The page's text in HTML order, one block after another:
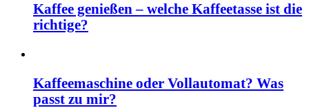
Kaffee genießen – welche Kaffeetasse ist die
richtige?
Kaffeemaschine oder Vollautomat? Was
passt zu mir?